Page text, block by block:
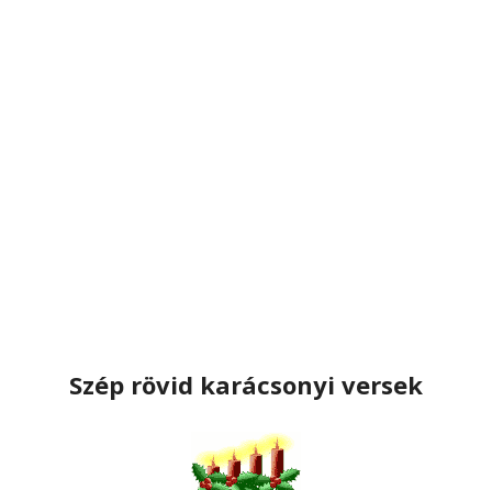
Szép rövid karácsonyi versek